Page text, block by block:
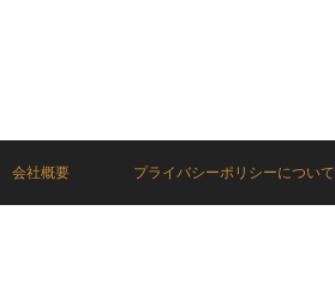
会社概要 プライバシーポリシーについて